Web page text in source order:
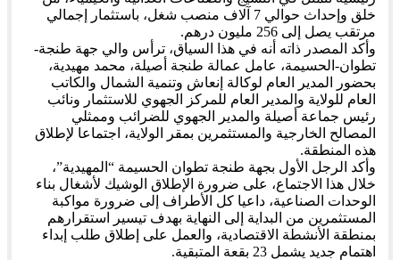
خلق وإحداث حوالي 7 آلاف منصب شغل، باستثمار إجمالي
مرتقب يصل إلى 256 مليون درهم.
وأكد المصدر ذاته أنه في هذا السياق، ترأس والي جهة طنجة-
تطوان-الحسيمة، عامل عمالة طنجة أصيلة، محمد مهيدية،
بحضور المدير العام لوكالة إنعاش وتنمية الشمال والكاتب
العام للولاية والمدير العام للمركز الجهوي للاستثمار ونائب
رئيس جماعة أصيلة والمدير الجهوي للضرائب وممثلي
المصالح الخارجية والمستثمرين بمقر الولاية، اجتماعا لإطلاق
هذه المنطقة.
وأكد الرجل الأول بجهة طنجة تطوان الحسيمة “المهيدية”،
خلال هذا الاجتماع، على ضرورة الإطلاق الوشيك لأشغال بناء
الوحدات الصناعية، داعيا كل الأطراف إلى ضرورة مواكبة
المستثمرين من البداية إلى النهاية بهدف تيسير استقرارهم
بمنطقة الأنشطة الاقتصادية، والعمل على إطلاق طلب إبداء
اهتمام جديد يشمل 23 بقعة المتبقية.